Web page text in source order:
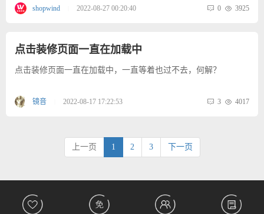
shopwind 2022-08-27 00:20:40 0 3925
点击装修页面一直在加载中
点击装修页面一直在加载中，一直等着也过不去，何解？
镜音 2022-08-17 17:22:53 3 4017
上一页 1 2 3 下一页